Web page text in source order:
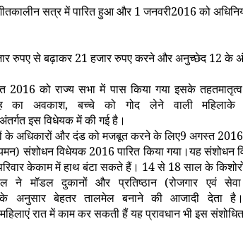
सत्र में पारित हुआ और1जनवरी2016को
रुपए से बढ़ाकर21हजार रुपए करने और अनुच्छेद12के
2016 को राज्य सभा में पास किया गया इसके
का अवकाश,बच्चे को गोद लेने वाली
इस विधेयक में की गई है।
के अधिकारों और दंड को मजबूत करने के लिए9 अगस्त2016
संशोधन विधेयक2016पारित किया गया।यह संशोधन
केकाम में हाथ बंटा सकते हैं। 14से 18साल के
ने मॉडल दुकानों और प्रतिष्ठान (रोजगार एवं
अनुसार बेहतर तालमेल बनाने की आजादी देता
रात में काम कर सकती हैं यह प्रावधान भी इस